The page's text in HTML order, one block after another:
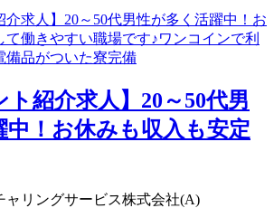
ト紹介求人】20～50代男
中！お休みも収入も安定
ャリングサービス株式会社(A)